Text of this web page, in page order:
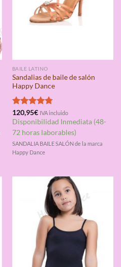
BAILE LATINO
Sandalias de baile de salón
Happy Dance
Valorado
con4.75
de 5
120,95€ IVA incluido
Disponibilidad Inmediata (48-
72 horas laborables)
SANDALIA BAILE SALÓN de la marca
Happy Dance